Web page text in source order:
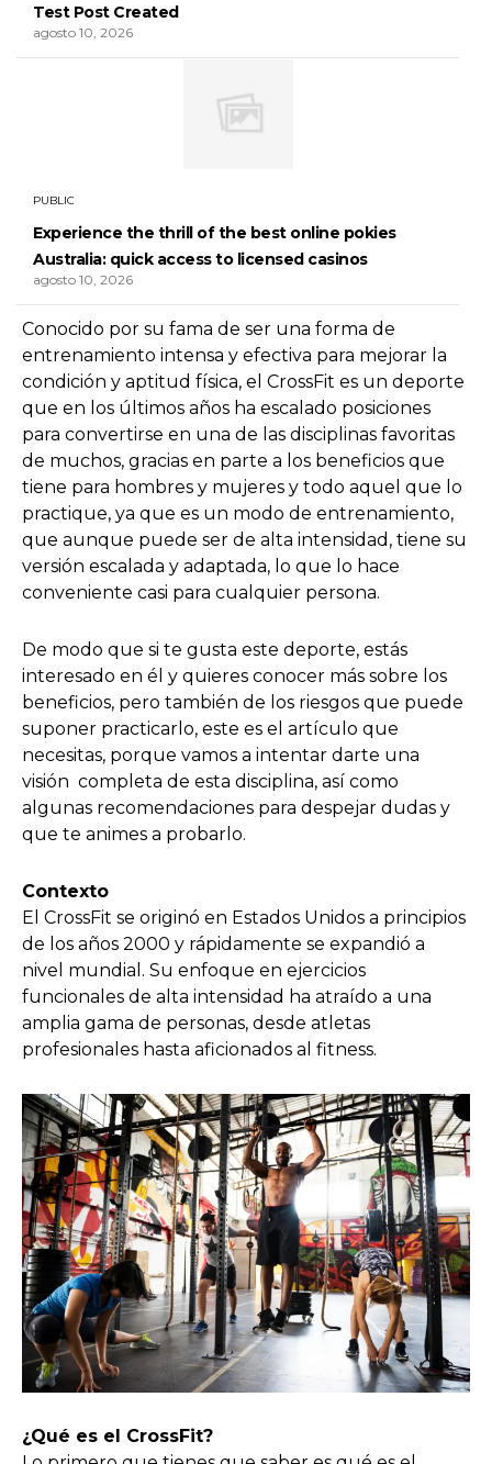
Conocido por su fama de ser una forma de
entrenamiento intensa y efectiva para mejorar la
condición y aptitud física, el CrossFit es un deporte
que en los últimos años ha escalado posiciones
para convertirse en una de las disciplinas favoritas
de muchos, gracias en parte a los beneficios que
tiene para hombres y mujeres y todo aquel que lo
practique, ya que es un modo de entrenamiento,
que aunque puede ser de alta intensidad, tiene su
versión escalada y adaptada, lo que lo hace
conveniente casi para cualquier persona.
De modo que si te gusta este deporte, estás
interesado en él y quieres conocer más sobre los
beneficios, pero también de los riesgos que puede
suponer practicarlo, este es el artículo que
necesitas, porque vamos a intentar darte una
visión completa de esta disciplina, así como
algunas recomendaciones para despejar dudas y
que te animes a probarlo.
Contexto
El CrossFit se originó en Estados Unidos a principios
de los años 2000 y rápidamente se expandió a
nivel mundial. Su enfoque en ejercicios
funcionales de alta intensidad ha atraído a una
amplia gama de personas, desde atletas
profesionales hasta aficionados al fitness.
¿Qué es el CrossFit?
Test Post Created
agosto 10, 2026
PUBLIC
Experience the thrill of the best online pokies
Australia: quick access to licensed casinos
agosto 10, 2026